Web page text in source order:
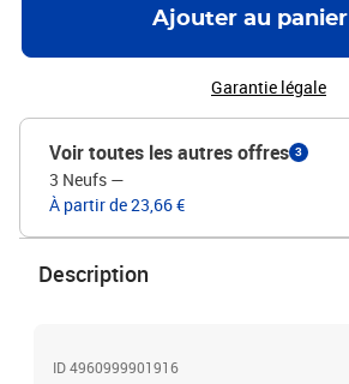
Ajouter au panier
Garantie légale
Voir toutes les autres offres 3
3 Neufs —
À partir de 23,66 €
Description
ID 4960999901916